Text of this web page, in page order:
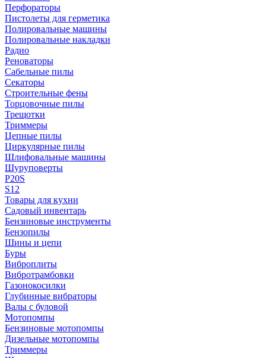
Перфораторы
Пистолеты для герметика
Полировальные машины
Полировальные накладки
Радио
Реноваторы
Сабельные пилы
Секаторы
Строительные фены
Торцовочные пилы
Трещотки
Триммеры
Цепные пилы
Циркулярные пилы
Шлифовальные машины
Шуруповерты
P20S
S12
Товары для кухни
Садовый инвентарь
Бензиновые инструменты
Бензопилы
Шины и цепи
Буры
Виброплиты
Вибротрамбовки
Газонокосилки
Глубинные вибраторы
Валы с буловой
Мотопомпы
Бензиновые мотопомпы
Дизельные мотопомпы
Триммеры